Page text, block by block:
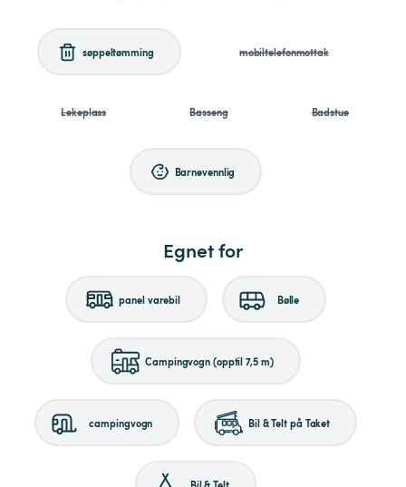
søppeltømming mobiltelefonmottak
Lekeplass Basseng Badstue
Barnevennlig
Egnet for
panel varebil Bølle
Campingvogn (opptil 7,5 m)
campingvogn Bil & Telt på Taket
Bil & Telt